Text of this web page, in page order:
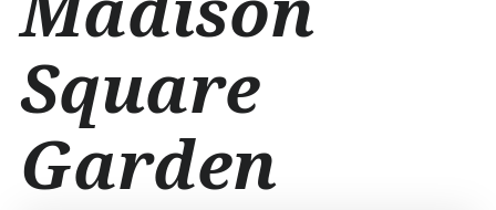
Square
Garden